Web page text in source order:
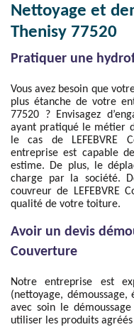
Nettoyage et
Thenisy 77520
Pratiquer une
Vous avez besoin que
plus étanche de votre
77520 ? Envisagez
ayant pratiqué le métier
le cas de LEFEBVRE
entreprise est capable
estime. De plus, le
charge par la société.
couvreur de LEFEBVRE
qualité de votre toiture.
Avoir un devis
Couverture
Notre entreprise est
(nettoyage,
avec soin le
utiliser les produits